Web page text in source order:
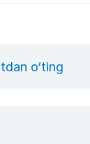
o‘ting